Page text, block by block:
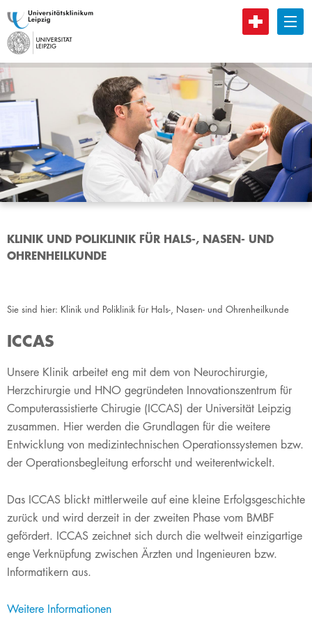
B
KLINIK UND POLIKLINIK FÜR HALS-, NASEN- UND
OHRENHEILKUNDE
Sie sind hier: Klinik und Poliklinik für Hals-, Nasen- und Ohrenheilkunde
ICCAS
Unsere Klinik arbeitet eng mit dem von Neurochirurgie,
Herzchirurgie und HNO gegründeten Innovationszentrum für
Computerassistierte Chirugie (ICCAS) der Universität Leipzig
zusammen. Hier werden die Grundlagen für die weitere
Entwicklung von medizintechnischen Operationssystemen bzw.
der Operationsbegleitung erforscht und weiterentwickelt.
Das ICCAS blickt mittlerweile auf eine kleine Erfolgsgeschichte
zurück und wird derzeit in der zweiten Phase vom BMBF
gefördert. ICCAS zeichnet sich durch die weltweit einzigartige
enge Verknüpfung zwischen Ärzten und Ingenieuren bzw.
Informatikern aus.
Weitere Informationen